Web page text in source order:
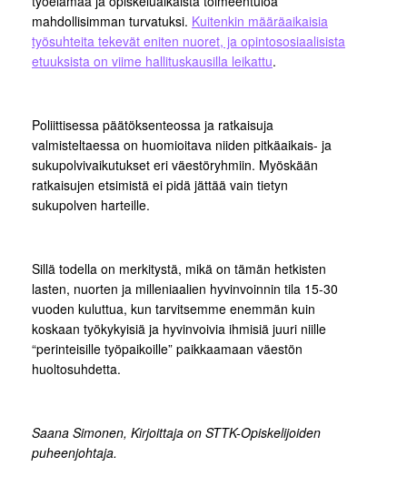
mahdollisimman turvatuksi. Kuitenkin määräaikaisia
työsuhteita tekevät eniten nuoret, ja opintososiaalisista
etuuksista on viime hallituskausilla leikattu.
Poliittisessa päätöksenteossa ja ratkaisuja
valmisteltaessa on huomioitava niiden pitkäaikais- ja
sukupolvivaikutukset eri väestöryhmiin. Myöskään
ratkaisujen etsimistä ei pidä jättää vain tietyn
sukupolven harteille.
Sillä todella on merkitystä, mikä on tämän hetkisten
lasten, nuorten ja milleniaalien hyvinvoinnin tila 15-30
vuoden kuluttua, kun tarvitsemme enemmän kuin
koskaan työkykyisiä ja hyvinvoivia ihmisiä juuri niille
“perinteisille työpaikoille” paikkaamaan väestön
huoltosuhdetta.
Saana Simonen, Kirjoittaja on STTK-Opiskelijoiden
puheenjohtaja.